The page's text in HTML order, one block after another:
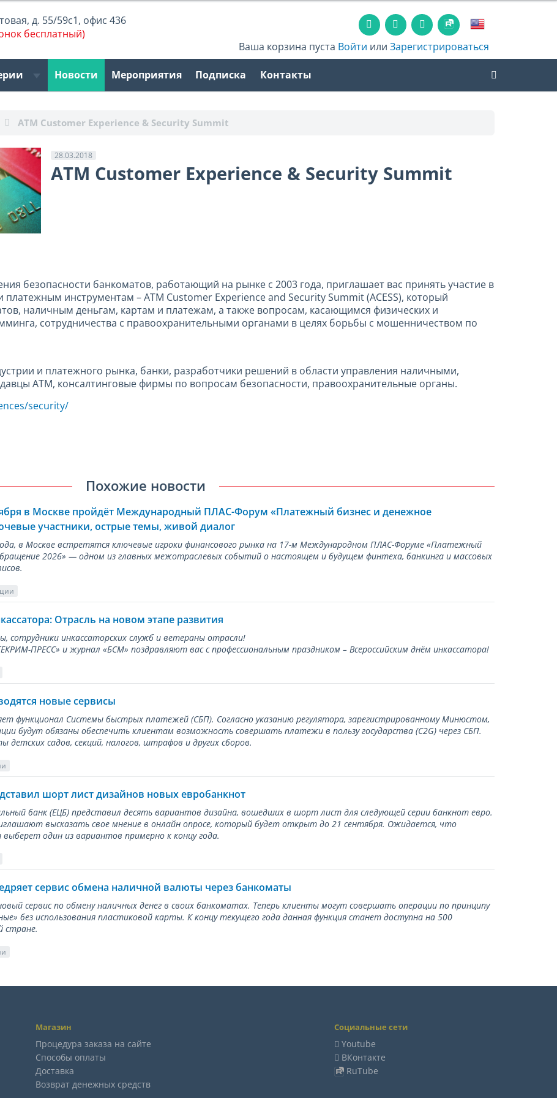
д. 55/59с1, офис 436
бесплатный)
Ваша корзина пуста Войти илиЗарегистрироваться
Новости Мероприятия Подписка Контакты
ATM Customer Experience & Security Summit
28.03.2018
ATM Customer Experience & Security Summit
безопасности банкоматов, работающий на рынке с 2003 года, приглашает вас принять участие в
инструментам – ATM Customer Experience and Security Summit (ACESS), который
наличным деньгам, картам и платежам, а также вопросам, касающимся физических и
сотрудничества с правоохранительными органами в целях борьбы с мошенничеством по
и платежного рынка, банки, разработчики решений в области управления наличными,
ATM, консалтинговые фирмы по вопросам безопасности, правоохранительные органы.
security/
Похожие новости
в Москве пройдёт Международный ПЛАС-Форум «Платежный бизнес и денежное
участники, острые темы, живой диалог
в Москве встретятся ключевые игроки финансового рынка на 17-м Международном ПЛАС-Форуме «Платежный
2026» — одном из главных межотраслевых событий о настоящем и будущем финтеха, банкинга и массовых
Отрасль на новом этапе развития
сотрудники инкассаторских служб и ветераны отрасли!
ПРЕСС» и журнал «БСМ» поздравляют вас с профессиональным праздником – Всероссийским днём инкассатора!
новые сервисы
функционал Системы быстрых платежей (СБП). Согласно указанию регулятора, зарегистрированному Минюстом,
будут обязаны обеспечить клиентам возможность совершать платежи в пользу государства (С2G) через СБП.
детских садов, секций, налогов, штрафов и других сборов.
шорт лист дизайнов новых евробанкнот
банк (ЕЦБ) представил десять вариантов дизайна, вошедших в шорт лист для следующей серии банкнот евро.
высказать свое мнение в онлайн опросе, который будет открыт до 21 сентября. Ожидается, что
один из вариантов примерно к концу года.
сервис обмена наличной валюты через банкоматы
сервис по обмену наличных денег в своих банкоматах. Теперь клиенты могут совершать операции по принципу
без использования пластиковой карты. К концу текущего года данная функция станет доступна на 500
стране.
Магазин
Процедура заказа на сайте
Способы оплаты
Доставка
Возврат денежных средств
Социальные сети
Youtube
ВКонтакте
RuTube